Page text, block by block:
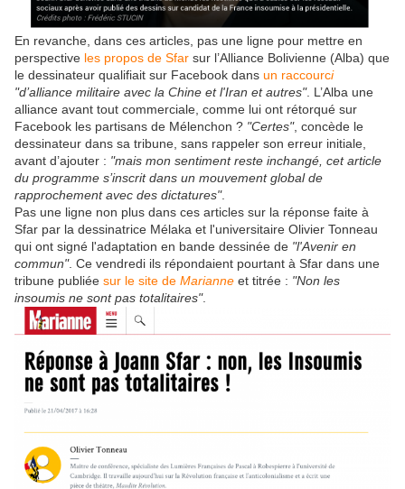
En revanche, dans ces articles, pas une ligne pour mettre en
perspective les propos de Sfar sur l’Alliance Bolivienne (Alba) que
le dessinateur qualifiait sur Facebook dans un raccourci
"d’alliance militaire avec la Chine et l'Iran et autres". L’Alba une
alliance avant tout commerciale, comme lui ont rétorqué sur
Facebook les partisans de Mélenchon ? "Certes", concède le
dessinateur dans sa tribune, sans rappeler son erreur initiale,
avant d’ajouter : "mais mon sentiment reste inchangé, cet article
du programme s’inscrit dans un mouvement global de
rapprochement avec des dictatures".
Pas une ligne non plus dans ces articles sur la réponse faite à
Sfar par la dessinatrice Mélaka et l'universitaire Olivier Tonneau
qui ont signé l'adaptation en bande dessinée de "l'Avenir en
commun". Ce vendredi ils répondaient pourtant à Sfar dans une
tribune publiée sur le site de Marianne et titrée : "Non les
insoumis ne sont pas totalitaires".